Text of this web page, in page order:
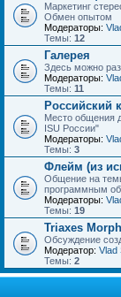
Маркетинг
Обмен опытом
Модераторы:
Темы: 12
Галерея
Здесь можно
Модераторы:
Темы: 11
Российский
Место общения
ISU России"
Модераторы:
Темы: 3
Флейм (из
Общение на
программным
Модераторы:
Темы: 19
Triaxes
Обсуждение
Модератор: Vlad
Темы: 2